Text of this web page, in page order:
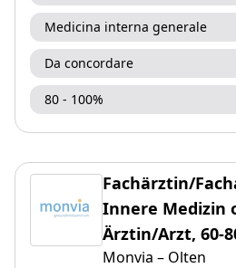
Medicina interna generale
Da concordare
80 - 100%
Fachärztin/
Innere Medizin
Ärztin/Arzt, 60-
Monvia – Olten